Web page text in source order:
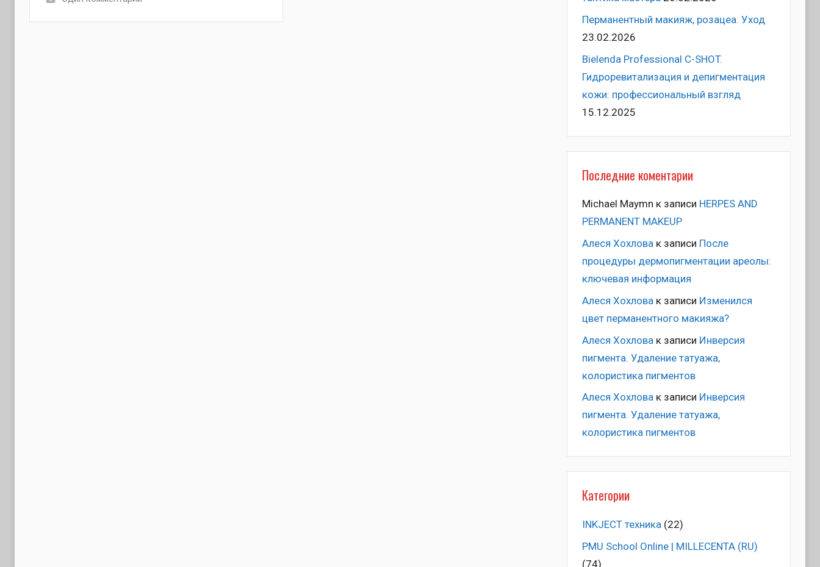
Перманентный макияж, розацеа. Уход
23.02.2026
Bielenda Professional C-SHOT.
Гидроревитализация и депигментация
кожи: профессиональный взгляд
15.12.2025
Последние коментарии
Michael Maymn к записи HERPES AND
PERMANENT MAKEUP
Алеся Хохловак записи После
процедуры дермопигментации ареолы:
ключевая информация
Алеся Хохлова к записи Изменился
цвет перманентного макияжа?
Алеся Хохлова к записи Инверсия
пигмента. Удаление татуажа,
колористика пигментов
Алеся Хохловак записи Инверсия
пигмента. Удаление татуажа,
колористика пигментов
Категории
INKJECT техника (22)
PMU School Online | MILLECENTA (RU)
(74)